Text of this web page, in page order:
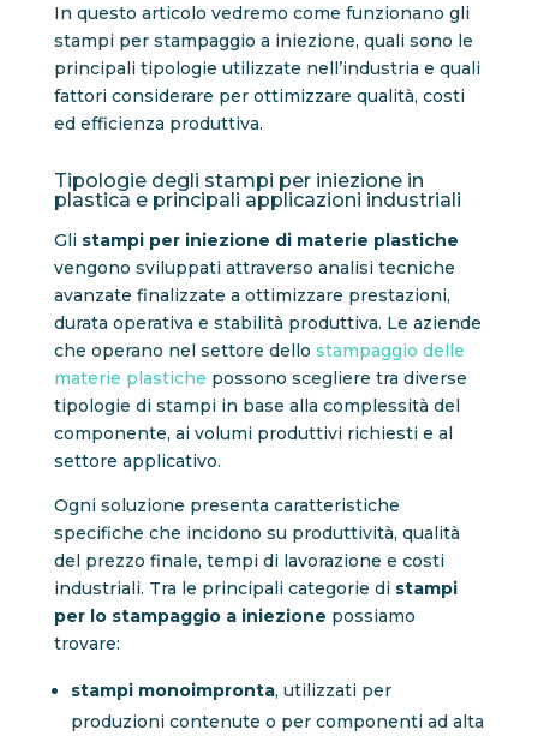
In questo articolo vedremo come funzionano gli
stampi per stampaggio a iniezione, quali sono le
principali tipologie utilizzate nell’industria e quali
fattori considerare per ottimizzare qualità, costi
ed efficienza produttiva.
Tipologie degli stampi per iniezione in
plastica e principali applicazioni industriali
Gli stampi per iniezione di materie plastiche
vengono sviluppati attraverso analisi tecniche
avanzate finalizzate a ottimizzare prestazioni,
durata operativa e stabilità produttiva. Le aziende
che operano nel settore dello stampaggio delle
materie plastiche possono scegliere tra diverse
tipologie di stampi in base alla complessità del
componente, ai volumi produttivi richiesti e al
settore applicativo.
Ogni soluzione presenta caratteristiche
specifiche che incidono su produttività, qualità
del prezzo finale, tempi di lavorazione e costi
industriali. Tra le principali categorie di stampi
per lo stampaggio a iniezione possiamo
trovare:
stampi monoimpronta, utilizzati per
produzioni contenute o per componenti ad alta